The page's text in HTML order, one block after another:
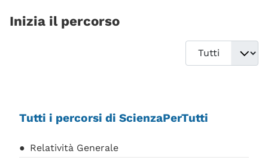
Inizia il percorso
Visualizza #
Tutti i percorsi di ScienzaPerTutti
Relatività Generale